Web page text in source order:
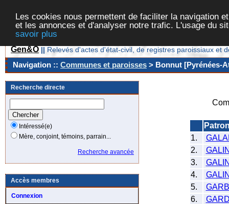
Les cookies nous permettent de faciliter la navigation
et les annonces et d'analyser notre trafic. L'usage du
savoir plus
Gen&O || Relevés d'actes d'état-civil, de registres paroissiaux et
Navigation :: Communes et paroisses > Bonnut [Pyrénées-
Recherche directe
Intéressé(e)
Mère, conjoint, témoins, parrain...
Recherche avancée
Accès membres
Connexion
1.
2.
3.
4.
5.
6.